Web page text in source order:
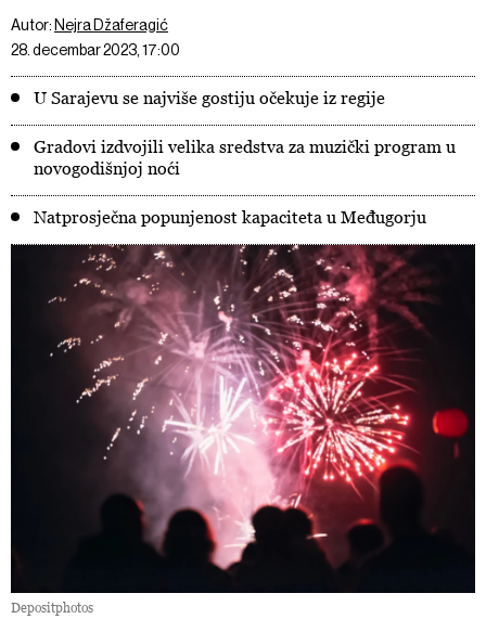
Autor: Nejra Džaferagić
28. decembar 2023, 17:00
U Sarajevu se najviše gostiju očekuje iz regije
Gradovi izdvojili velika sredstva za muzički program u
novogodišnjoj noći
Natprosječna popunjenost kapaciteta u Međugorju
Depositphotos